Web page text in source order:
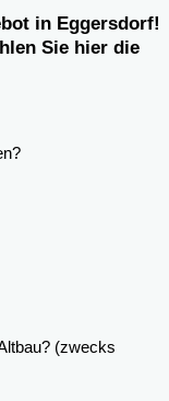
in Eggersdorf!
Sie hier die
(zwecks